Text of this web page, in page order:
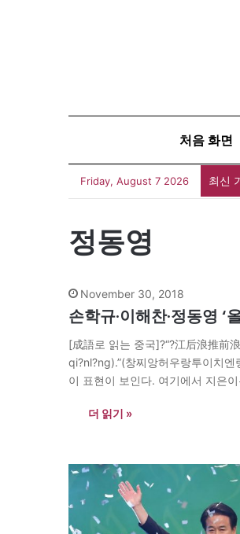
처음 화면
Friday, August 7 2026 최신
정동영
November 30, 2018
손학규·이해찬·정동영 ‘
[成語로 읽는 중국]?“?江后浪推前
qi?nl?ng).”(창찌앙허우랑투이치
이 표현이 보인다. 여기에서 지은
더 읽기 »